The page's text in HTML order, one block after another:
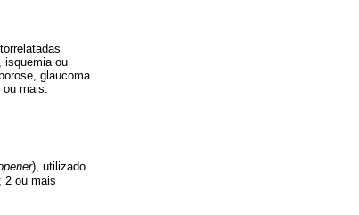
isquemia ou
glaucoma
mais.
), utilizado
2 ou mais